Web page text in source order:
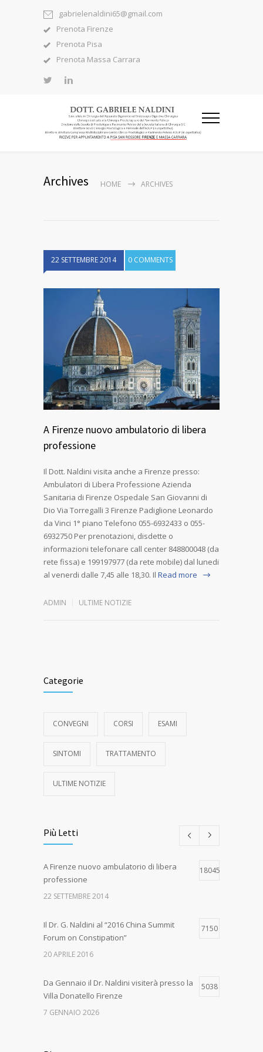
gabrielenaldini65@gmail.com
Prenota Firenze
Prenota Pisa
Prenota Massa Carrara
Archives HOME ARCHIVES
22 SETTEMBRE 2014 0 COMMENTS
A Firenze nuovo ambulatorio di libera
professione
Il Dott. Naldini visita anche a Firenze presso:
Ambulatori di Libera Professione Azienda
Sanitaria di Firenze Ospedale San Giovanni di
Dio Via Torregalli 3 Firenze Padiglione Leonardo
da Vinci 1° piano Telefono 055-6932433 o 055-
6932750 Per prenotazioni, disdette o
informazioni telefonare call center 848800048 (da
rete fissa) e 199197977 (da rete mobile) dal lunedi
al venerdi dalle 7,45 alle 18,30. Il Read more
ADMIN ULTIME NOTIZIE
Categorie
CONVEGNI CORSI ESAMI
SINTOMI TRATTAMENTO
ULTIME NOTIZIE
Più Letti
A Firenze nuovo ambulatorio di libera
professione
18045
22 SETTEMBRE 2014
Il Dr. G. Naldini al “2016 China Summit
Forum on Constipation”
7150
20 APRILE 2016
Da Gennaio il Dr. Naldini visiterà presso la
Villa Donatello Firenze
5038
7 GENNAIO 2026